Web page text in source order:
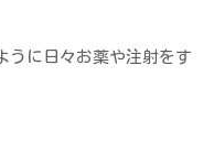
うに日々お薬や注射をす